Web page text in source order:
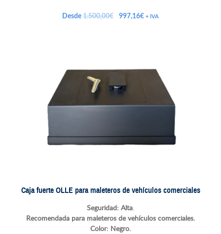
Desde1.500,00€ El997,16€El+ IVA
Caja fuerte OLLE para maleteros de vehículos comerciales
Seguridad: Alta.
Recomendada para maleteros de vehículos comerciales.
Color: Negro.